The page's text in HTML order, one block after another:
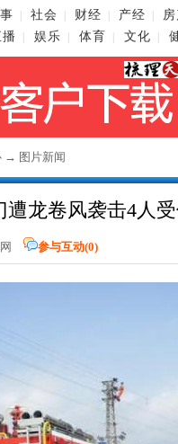
社会 财经 产经
娱乐 体育 文化
→ 图片新闻
遭龙卷风袭击4人
参与互动(0)